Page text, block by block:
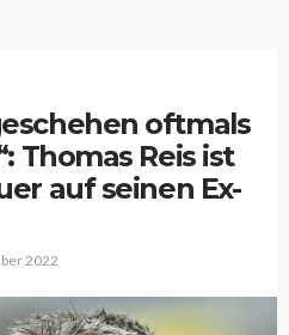
oftmals
Thomas Reis ist
auf seinen Ex-
2022